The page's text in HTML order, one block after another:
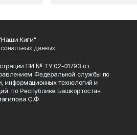
Киги"
данных
ПИ № ТУ 02-01793 от
Федеральной службы по
информационных технологий и
по Республике Башкортостан.
С.Ф.